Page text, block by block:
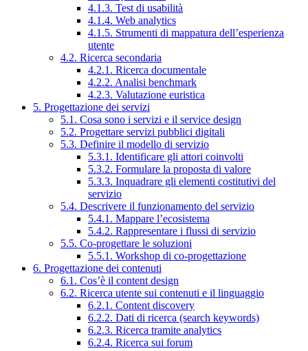
4.1.3. Test di usabilità
4.1.4. Web analytics
4.1.5. Strumenti di mappatura dell’esperienza
utente
4.2. Ricerca secondaria
4.2.1. Ricerca documentale
4.2.2. Analisi benchmark
4.2.3. Valutazione euristica
5. Progettazione dei servizi
5.1. Cosa sono i servizi e il service design
5.2. Progettare servizi pubblici digitali
5.3. Definire il modello di servizio
5.3.1. Identificare gli attori coinvolti
5.3.2. Formulare la proposta di valore
5.3.3. Inquadrare gli elementi costitutivi del
servizio
5.4. Descrivere il funzionamento del servizio
5.4.1. Mappare l’ecosistema
5.4.2. Rappresentare i flussi di servizio
5.5. Co-progettare le soluzioni
5.5.1. Workshop di co-progettazione
6. Progettazione dei contenuti
6.1. Cos’è il content design
6.2. Ricerca utente sui contenuti e il linguaggio
6.2.1. Content discovery
6.2.2. Dati di ricerca (search keywords)
6.2.3. Ricerca tramite analytics
6.2.4. Ricerca sui forum